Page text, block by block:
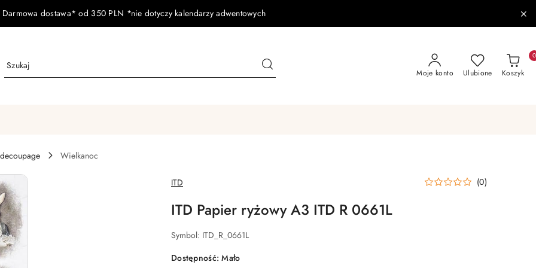
Darmowa dostawa* od 350 PLN *nie dotyczy kalendarzy adwentowych
Moje konto Ulubione Koszyk
0
Wielkanoc
NAZWA
PRODUCENTA:
ITD (0)
ITD Papier ryżowy A3 ITD R 0661L
Symbol: ITD_R_0661L
Dostępność:Mało